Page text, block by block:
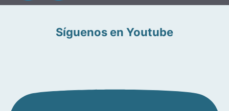
Síguenos en Youtube